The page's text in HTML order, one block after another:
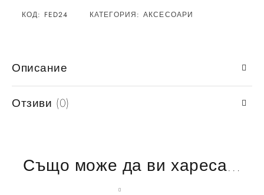
КОД: FED24 КАТЕГОРИЯ: АКСЕСОАРИ
Описание
Отзиви (0)
Също може да ви хареса…